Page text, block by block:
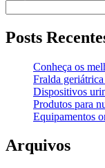
Posts
Conheça os
Fralda
Dispositivos
Produtos para
Equipamentos
Arquivos